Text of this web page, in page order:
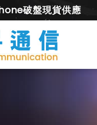
破盤現貨供應